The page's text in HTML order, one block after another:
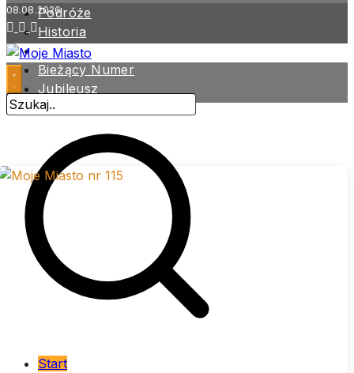
Podróże
Historia
Zdrowie
Bieżący Numer
Jubileusz
Archiwum
08.08.2026
Start